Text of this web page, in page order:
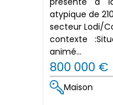
atypique de
secteur Lodi/
contexte
animé...
800 000 €
Maison